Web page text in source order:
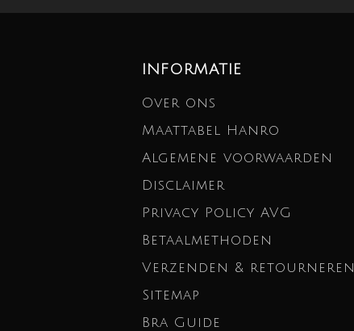
INFORMATIE
Over ons
Maattabel Hanro
Algemene voorwaarden
Disclaimer
Privacy Policy AVG
Betaalmethoden
Verzenden & retourneren
Sitemap
Bra Guide